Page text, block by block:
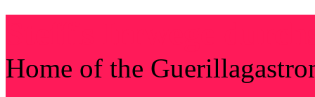
Home of the